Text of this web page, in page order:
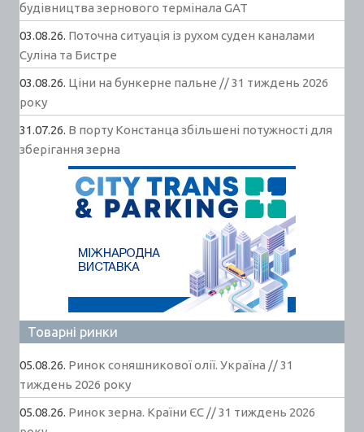
будівництва зернового термінала GAT
03.08.26. Поточна ситуація із рухом суден каналами
Суліна та Бистре
03.08.26. Ціни на бункерне пальне // 31 тиждень 2026
року
31.07.26. В порту Констанца збільшені потужності для
зберігання зерна
Товарні ринки
05.08.26. Ринок соняшникової олії. Україна // 31
тиждень 2026 року
05.08.26. Ринок зерна. Країни ЄС // 31 тиждень 2026